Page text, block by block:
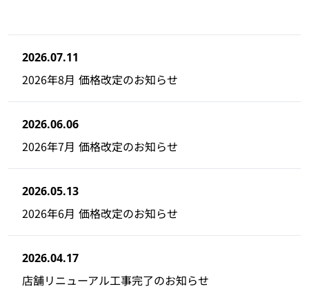
2026.07.11
2026年8月 価格改定のお知らせ
2026.06.06
2026年7月 価格改定のお知らせ
2026.05.13
2026年6月 価格改定のお知らせ
2026.04.17
店舗リニューアル工事完了のお知らせ